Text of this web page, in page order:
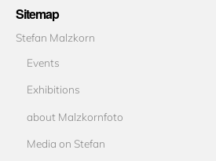
Sitemap
Stefan Malzkorn
Events
Exhibitions
about Malzkornfoto
Media on Stefan